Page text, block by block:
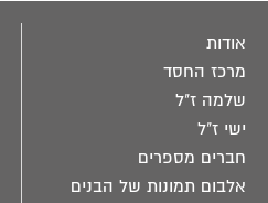
אודות
מרכז החסד
שלמה ז"ל
ישי ז"ל
חברים מספרים
אלבום תמונות של הבנים